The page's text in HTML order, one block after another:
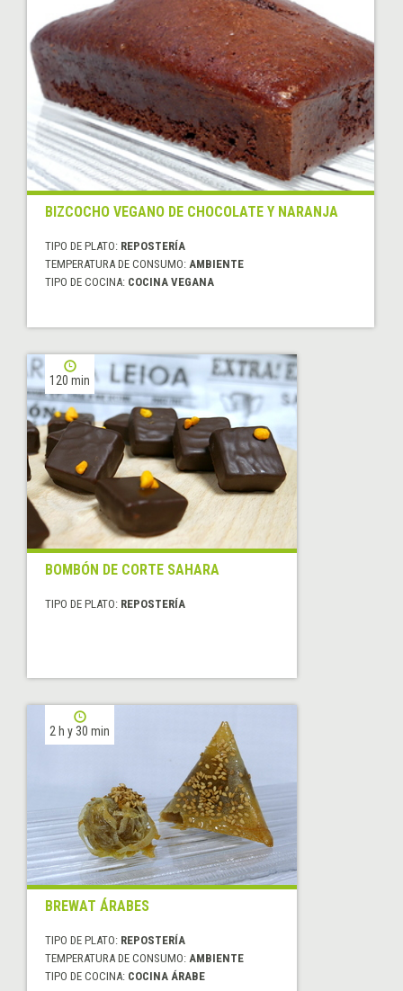
BIZCOCHO VEGANO DE CHOCOLATE Y NARANJA
TIPO DE PLATO: REPOSTERÍA
TEMPERATURA DE CONSUMO: AMBIENTE
TIPO DE COCINA: COCINA VEGANA
120 min
BOMBÓN DE CORTE SAHARA
TIPO DE PLATO: REPOSTERÍA
2 h y 30 min
BREWAT ÁRABES
TIPO DE PLATO: REPOSTERÍA
TEMPERATURA DE CONSUMO: AMBIENTE
TIPO DE COCINA: COCINA ÁRABE